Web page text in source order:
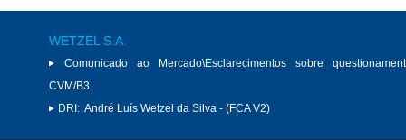
WETZEL S.A.
Comunicado ao Mercado\Esclarecimentos sobre
CVM/B3
DRI: André Luís Wetzel da Silva - (FCA V2)